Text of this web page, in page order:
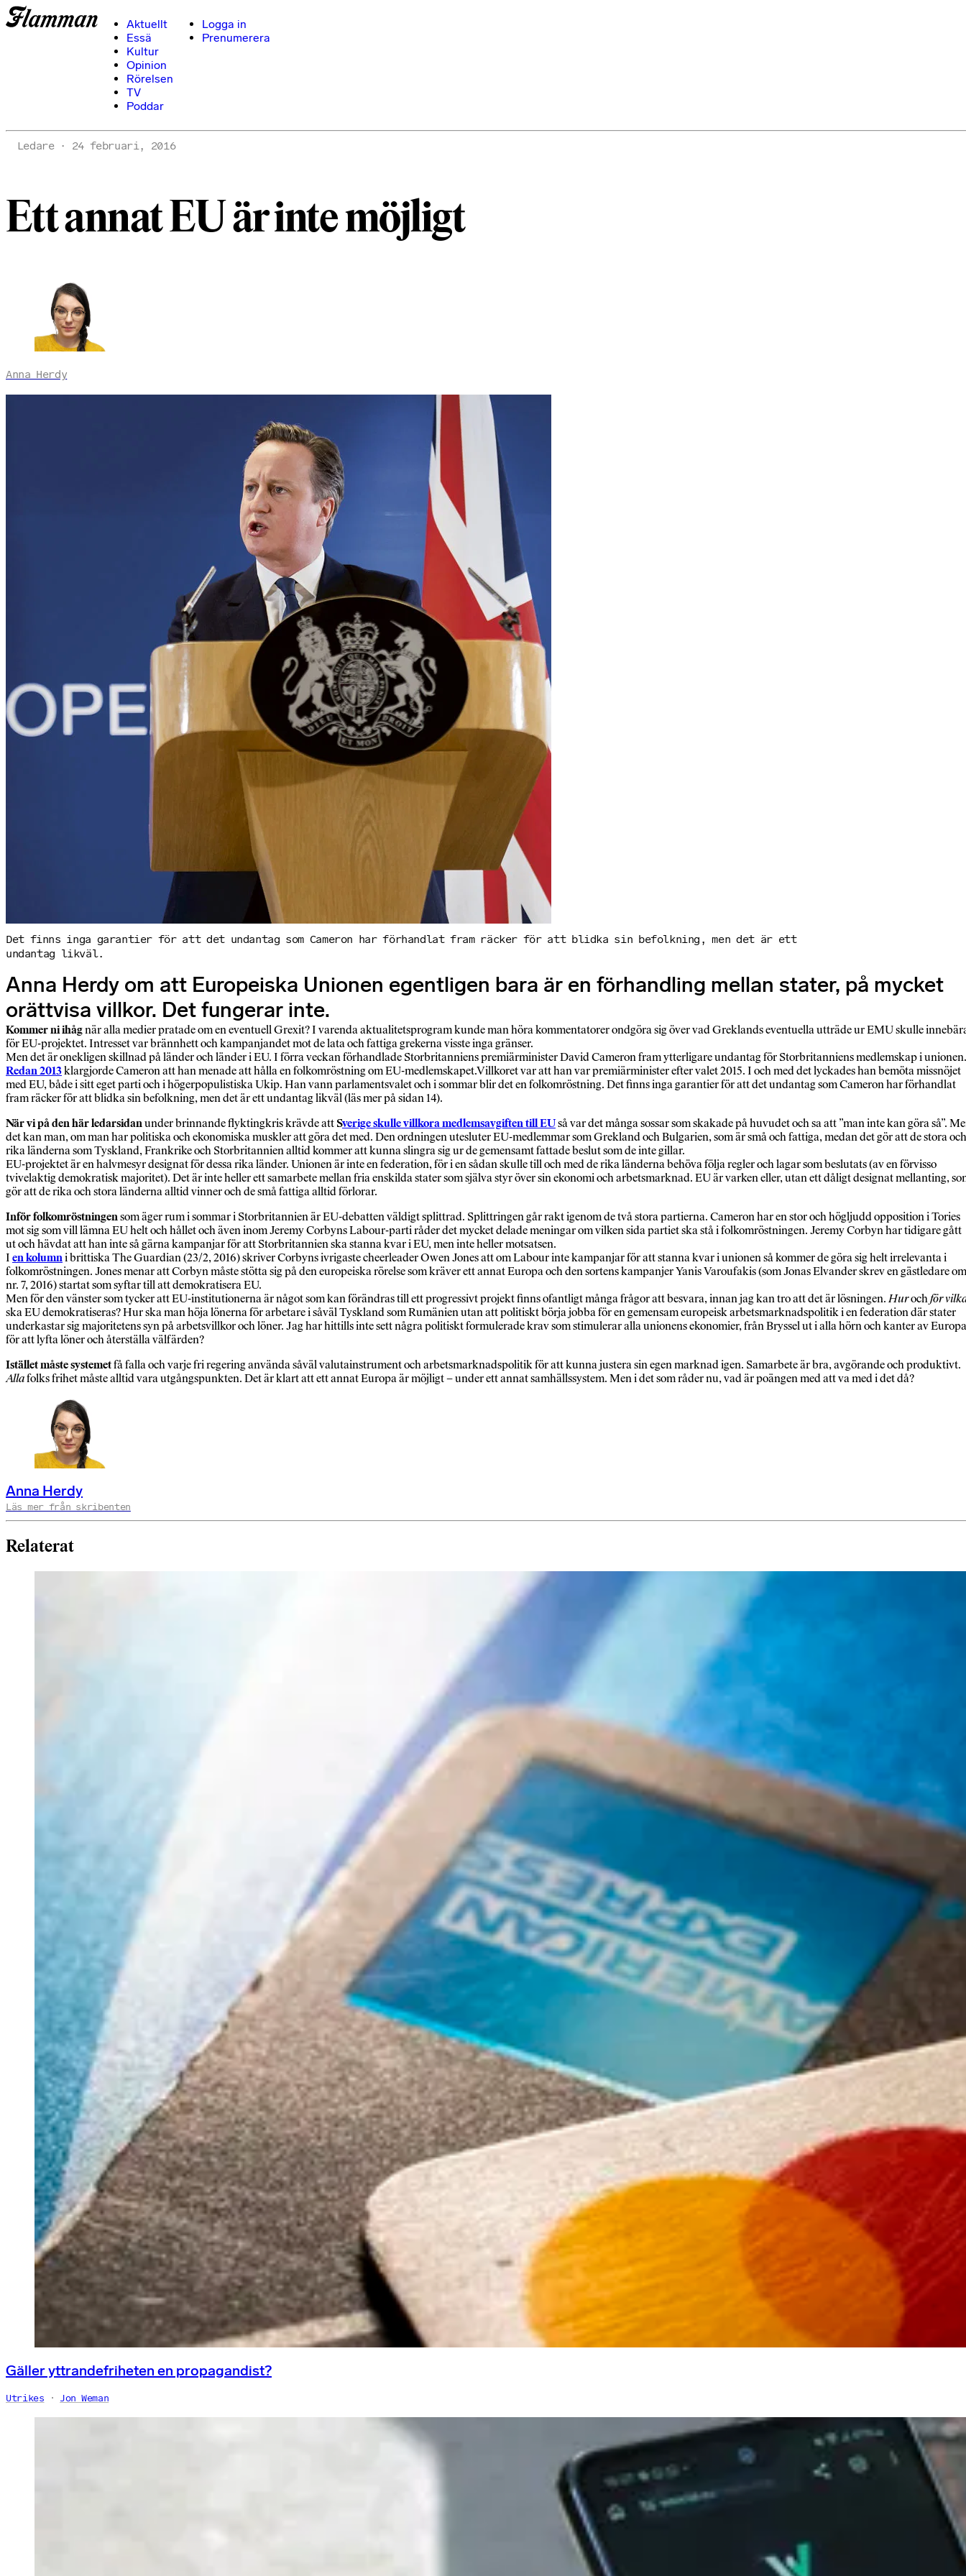
Aktuellt
Essä
Kultur
Opinion
Rörelsen
TV
Poddar
Logga in
Prenumerera
Ledare 24 februari, 2016
Ett annat EU är inte möjligt
Anna Herdy
Det finns inga garantier för att det undantag som Cameron har förhandlat fram räcker för att blidka sin befolkning, men det är ett
undantag likväl.
Anna Herdy om att Europeiska Unionen egentligen bara är en förhandling mellan stater, på mycket
orättvisa villkor. Det fungerar inte.
Kommer ni ihågnär alla medier pratade om en eventuell Grexit? I varenda aktualitetsprogram kunde man höra kommentatorer ondgöra sig över vad Greklands eventuella utträde ur EMU skulle
för EU-projektet. Intresset var brännhett och kampanjandet mot de lata och fattiga grekerna visste inga gränser.
Men det är onekligen skillnad på länder och länder i EU. I förra veckan förhandlade Storbritanniens premiär­minister David Cameron fram ytterligare undantag för Storbritanniens medlemskap i unionen.
Redan 2013klargjorde Cameron att han menade att hålla en folkomröstning om EU-medlemskapet.Villkoret var att han var premiärminister efter valet 2015. I och med det lyckades han bemöta missnöjet
med EU, både i sitt eget parti och i högerpopulistiska Ukip. Han vann parlamentsvalet och i sommar blir det en folkomröstning. Det finns inga garantier för att det undantag som Cameron har förhandlat
fram räcker för att blidka sin befolkning, men det är ett undantag likväl (läs mer på sidan 14).
När vi på den här ledarsidanunder brinnande flyktingkris krävde att Sverige skulle villkora medlemsavgiften till EUså var det många sossar som skakade på huvudet och sa att ”man inte kan göra så”.
det kan man, om man har politiska och ekonomiska muskler att göra det med. Den ordningen utesluter EU-medlemmar som Grekland och Bulgarien, som är små och fattiga, medan det gör att de stora och
rika länderna som Tyskland, Frankrike och Storbritannien alltid kommer att kunna slingra sig ur de gemensamt fattade beslut som de inte gillar.
EU-projektet är en halvmesyr designat för dessa rika länder. Unionen är inte en federation, för i en sådan skulle till och med de rika länderna behöva följa regler och lagar som beslutats (av en förvisso
tvivelaktig demokratisk majoritet). Det är inte heller ett samarbete mellan fria enskilda stater som själva styr över sin ekonomi och arbetsmarknad. EU är varken eller, utan ett dåligt designat mellanting,
gör att de rika och stora länderna alltid vinner och de små fattiga alltid förlorar.
Inför folkomröstningensom äger rum i sommar i Storbritannien är EU-debatten väldigt splittrad. Splittringen går rakt igenom de två stora partierna. Cameron har en stor och högljudd opposition i Tories
mot sig som vill lämna EU helt och hållet och även inom Jeremy Corbyns Labour-parti råder det mycket delade meningar om vilken sida partiet ska stå i folkomröstningen. Jeremy Corbyn har tidigare gått
ut och hävdat att han inte så gärna kampanjar för att Storbritannien ska stanna kvar i EU, men inte heller motsatsen.
I en kolumni brittiska The Guardian (23/2, 2016) skriver Corbyns ivrigaste cheerleader Owen Jones att om Labour inte kampanjar för att stanna kvar i unionen så kommer de göra sig helt irrelevanta i
folkomröstningen. Jones menar att Corbyn måste stötta sig på den europeiska rörelse som kräver ett annat Europa och den sortens kampanjer Yanis Varoufakis (som Jonas Elvander skrev en gästledare
nr. 7, 2016) startat som syftar till att demokratisera EU.
Men för den vänster som tycker att EU-institutionerna är något som kan förändras till ett progressivt projekt finns ofantligt många frågor att besvara, innan jag kan tro att det är lösningen.Hurochför
ska EU demokratiseras? Hur ska man höja lönerna för arbetare i såväl Tyskland som Rumänien utan att politiskt börja jobba för en gemensam europeisk arbetsmarknadspolitik i en federation där stater
underkastar sig majoritetens syn på arbetsvillkor och löner. Jag har hittills inte sett några politiskt formulerade krav som stimulerar alla unionens ekonomier, från Bryssel ut i alla hörn och kanter av
för att lyfta löner och återställa välfärden?
Istället måste systemetfå falla och varje fri regering använda såväl valutainstrument och arbetsmarknadspolitik för att kunna justera sin egen marknad igen. Samarbete är bra, avgörande och produktivt.
Allafolks frihet måste alltid vara utgångspunkten. Det är klart att ett annat Europa är möjligt – under ett annat samhällssystem. Men i det som råder nu, vad är poängen med att va med i det då?
Anna Herdy
Läs mer från skribenten
Relaterat
Gäller yttrandefriheten en propagandist?
Utrikes Jon Weman